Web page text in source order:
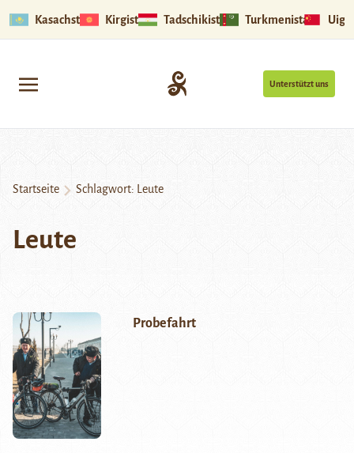
Kasachstan Kirgistan Tadschikistan Turkmenistan
Unterstützt uns
Startseite Schlagwort: Leute
Leute
Probefahrt